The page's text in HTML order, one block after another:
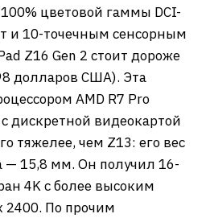
цветовой гаммы DCI-
и 10-точечным сенсорным
Z16 Gen 2 стоит дороже
долларов США). Эта
AMD R7 Pro
дискретной видеокартой
тяжелее, чем Z13: его вес
— 15,8 мм. Он получил 16-
4K с более высоким
2400. По прочим